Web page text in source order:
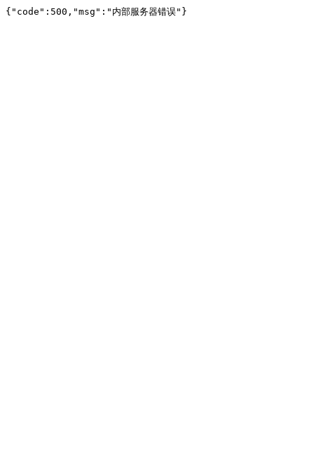
{"code":500,"msg":"内部服务器错误"}